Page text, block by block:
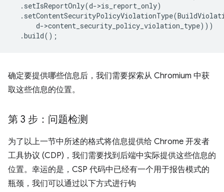
. setIsReportOnly(d->is_report_only)
. setContentSecurityPolicyViolationType(
d->content_security_policy_violation_type)))
.build();
确定要提供哪些信息后，我们需要探索从 Chromium 中获
取这些信息的位置。
第 3 步：问题检测
为了以上一节中所述的格式将信息提供给 Chrome 开发者
工具协议 (CDP)，我们需要找到后端中实际提供这些信息的
位置。幸运的是，CSP 代码中已经有一个用于报告模式的
瓶颈，我们可以通过以下方式进行钩